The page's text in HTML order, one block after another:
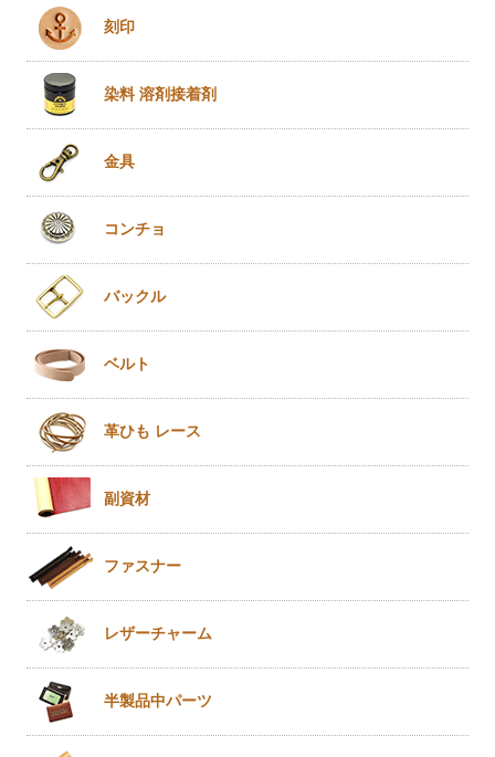
刻印
染料 溶剤接着剤
金具
コンチョ
バックル
ベルト
革ひも レース
副資材
ファスナー
レザーチャーム
半製品中パーツ